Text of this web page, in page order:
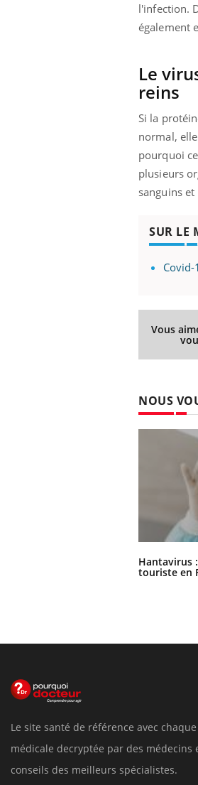
l'infection.
également
Le
reins
Si la
normal,
pourquoi
plusieurs
sanguins
SUR LE
Vous
NOUS
Hantavirus
touriste en
Le site santé de référence avec
médicale decryptée par des médecins
conseils des meilleurs spécialistes.